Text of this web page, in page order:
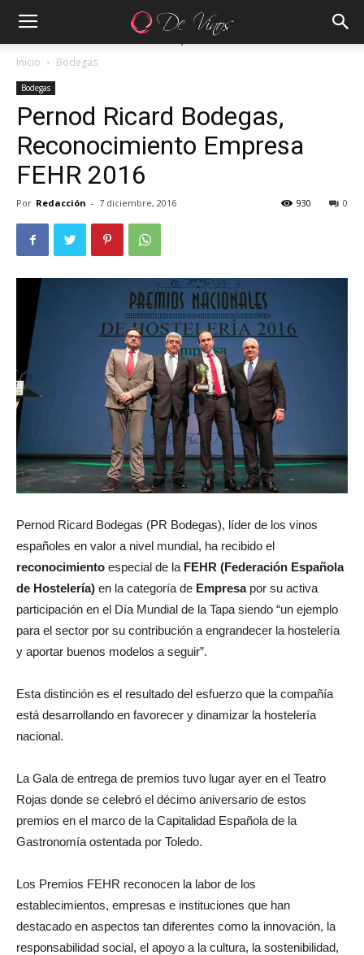
Inicio Bodegas
Bodegas
Pernod Ricard Bodegas,
Reconocimiento Empresa
FEHR 2016
Por Redacción - 7 diciembre, 2016 0
930
Pernod Ricard Bodegas (PR Bodegas), líder de los vinos
españoles en valor a nivel mundial, ha recibido el
reconocimiento especial de la FEHR (Federación Española
de Hostelería) en la categoría de Empresapor su activa
participación en el Día Mundial de la Tapa siendo “un ejemplo
para el sector por su contribución a engrandecer la hostelería
y aportar buenos modelos a seguir”.
Esta distinción es el resultado del esfuerzo que la compañía
está desarrollando en favorecer y dinamizar la hostelería
nacional.
La Gala de entrega de premios tuvo lugar ayer en el Teatro
Rojas donde se celebró el décimo aniversario de estos
premios en el marco de la Capitalidad Española de la
Gastronomía ostentada por Toledo.
Los Premios FEHR reconocen la labor de los
establecimientos, empresas e instituciones que han
destacado en aspectos tan diferentes como la innovación, la
responsabilidad social, el apoyo a la cultura, la sostenibilidad,